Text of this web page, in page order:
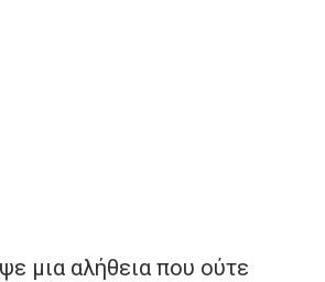
μια αλήθεια που ούτε